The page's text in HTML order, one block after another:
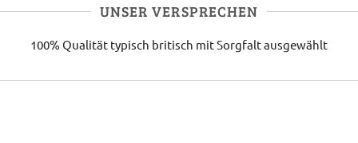
UNSER VERSPRECHEN
100% Qualität typisch britisch mit Sorgfalt ausgewählt